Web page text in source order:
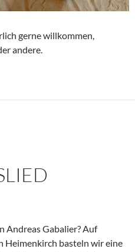
gerne willkommen,
andere.
Andreas Gabalier? Auf
Heimenkirch basteln wir eine